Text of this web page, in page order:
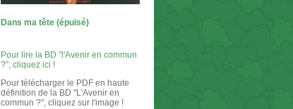
Dans ma tête (épuisé)
Pour lire la BD "l'Avenir en commun
?", cliquez ici !
Pour télécharger le PDF en haute
définition de la BD "L'Avenir en
commun ?", cliquez sur l'image !